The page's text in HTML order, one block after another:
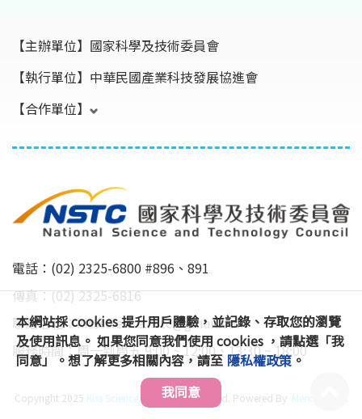
【主辦單位】 國家科學及技術委員會
【執行單位】 中華民國產業科技發展協進會
【合作單位】
電話：(02) 2325-6800 #896、891
傳真：(02) 2325-6816
聯絡信箱：kissscience.nstc@gmail.com
服務時間：周一到周五 9:00 ~ 12:00、13:30 ~ 18:00
Copyright 2025 Kiss Science. All Rights Reserved. Powered By MerxSmart™
本網站採 cookies 提升用戶體驗，並記錄、存取您的瀏覽
及使用訊息。 如果您同意我們使用 cookies ，請點選「我
同意」。想了解更多相關內容，請至 隱私權政策。
我同意